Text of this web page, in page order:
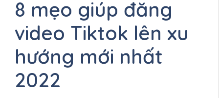
8 mẹo giúp đăng
video Tiktok lên xu
hướng mới nhất
2022